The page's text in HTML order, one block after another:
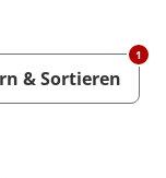
& Sortieren
1